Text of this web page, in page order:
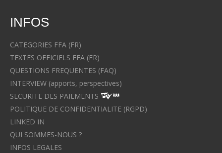
INFOS
CATEGORIES FFA (FR)
TEXTES OFFICIELS FFA (FR)
QUESTIONS FREQUENTES (FAQ)
INTERVIEW (apports, perspectives)
SECURITE DES PAIEMENTS
POLITIQUE DE CONFIDENTIALITE (RGPD)
LINKED IN
QUI SOMMES-NOUS ?
INFOS LEGALES